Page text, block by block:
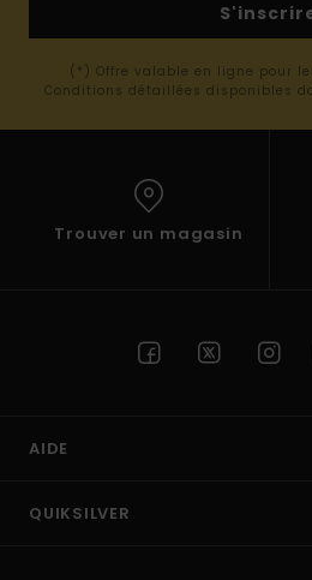
(*) Offre valable en ligne pour
Conditions détaillées disponibles
Trouver un magasin
AIDE
QUIKSILVER